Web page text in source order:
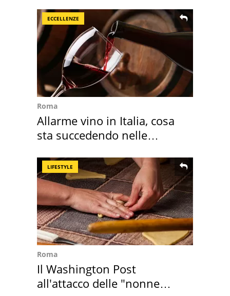
ECCELLENZE
Roma
Allarme vino in Italia, cosa
sta succedendo nelle
LIFESTYLE
Roma
Il Washington Post
all'attacco delle "nonne